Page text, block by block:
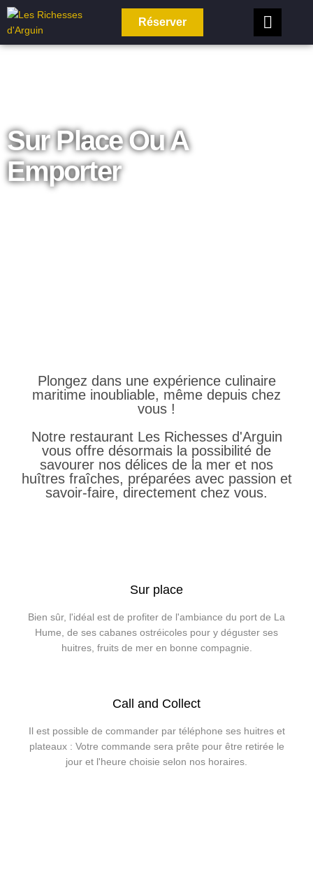
Réserver
Sur Place Ou A
Emporter
Plongez dans une expérience culinaire
maritime inoubliable, même depuis chez
vous !
Notre restaurant Les Richesses d'Arguin
vous offre désormais la possibilité de
savourer nos délices de la mer et nos
huîtres fraîches, préparées avec passion et
savoir-faire, directement chez vous.
Sur place
Bien sûr, l'idéal est de profiter de l'ambiance du port de La
Hume, de ses cabanes ostréicoles pour y déguster ses
huitres, fruits de mer en bonne compagnie.
Call and Collect
Il est possible de commander par téléphone ses huitres et
plateaux : Votre commande sera prête pour être retirée le
jour et l'heure choisie selon nos horaires.